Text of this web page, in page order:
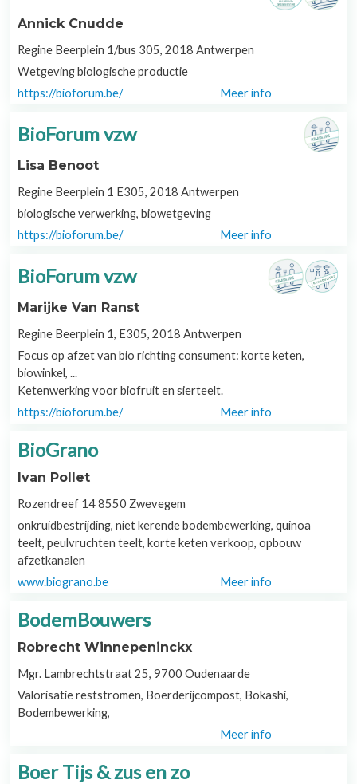
Annick Cnudde
Regine Beerplein 1/bus 305, 2018 Antwerpen
Wetgeving biologische productie
https://bioforum.be/
Meer info
BioForum vzw
Lisa Benoot
Regine Beerplein 1 E305, 2018 Antwerpen
biologische verwerking, biowetgeving
https://bioforum.be/
Meer info
BioForum vzw
Marijke Van Ranst
Regine Beerplein 1, E305, 2018 Antwerpen
Focus op afzet van bio richting consument: korte keten,
biowinkel, ...
Ketenwerking voor biofruit en sierteelt.
https://bioforum.be/
Meer info
BioGrano
Ivan Pollet
Rozendreef 14 8550 Zwevegem
onkruidbestrijding, niet kerende bodembewerking, quinoa
teelt, peulvruchten teelt, korte keten verkoop, opbouw
afzetkanalen
www.biograno.be
Meer info
BodemBouwers
Robrecht Winnepeninckx
Mgr. Lambrechtstraat 25, 9700 Oudenaarde
Valorisatie reststromen, Boerderijcompost, Bokashi,
Bodembewerking,
Meer info
Boer Tijs & zus en zo